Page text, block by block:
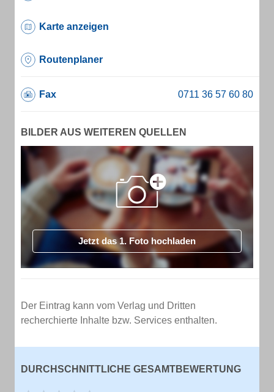
Karte anzeigen
Routenplaner
Fax
BILDER AUS WEITEREN QUELLEN
Jetzt das 1. Foto hochladen
Der Eintrag kann vom Verlag und Dritten
recherchierte Inhalte bzw. Services enthalten.
DURCHSCHNITTLICHE GESAMTBEWERTUNG